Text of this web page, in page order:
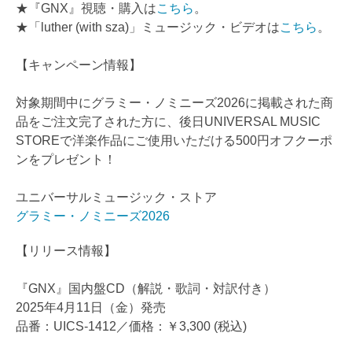
★『GNX』視聴・購入はこちら 。
★「luther (with sza)」ミュージック・ビデオはこちら 。
【キャンペーン情報】
対象期間中にグラミー・ノミニーズ2026に掲載された商
品をご注文完了された方に、後日UNIVERSAL MUSIC
STOREで洋楽作品にご使用いただける500円オフクーポ
ンをプレゼント！
ユニバーサルミュージック・ストア
グラミー・ノミニーズ2026
【リリース情報】
『GNX』国内盤CD（解説・歌詞・対訳付き）
2025年4月11日（金）発売
品番：UICS-1412／価格：￥3,300 (税込)